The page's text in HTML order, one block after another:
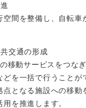
間を整備し、自転車
交通の形成
動サービスをつなぎ
どを一括で行うことが
点となる施設への移動
を推進します。